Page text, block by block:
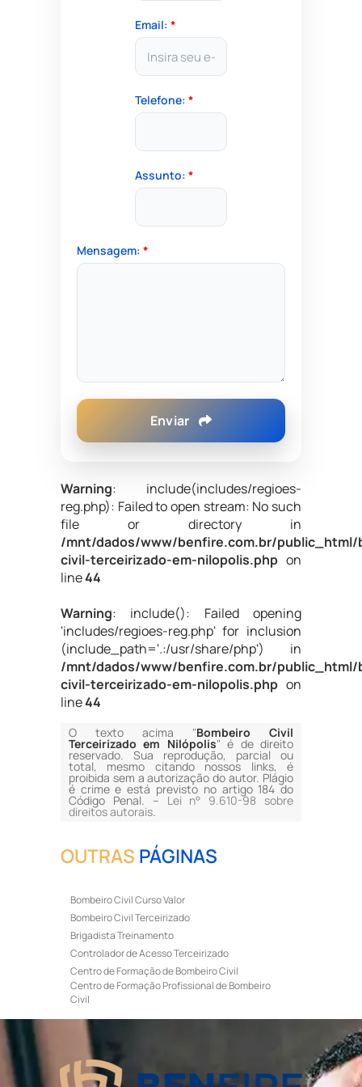
Email: *
Telefone: *
Assunto: *
Mensagem: *
Enviar
Warning: include(includes/regioes-
reg.php): Failed to open stream: No such
file or directory in
/mnt/dados/www/benfire.com.br/public_html/
civil-terceirizado-em-nilopolis.phpon
line44
Warning: include(): Failed opening
'includes/regioes-reg.php' for inclusion
(include_path='.:/usr/share/php') in
/mnt/dados/www/benfire.com.br/public_html/
civil-terceirizado-em-nilopolis.phpon
line44
O texto acima "Bombeiro Civil
Terceirizado em Nilópolis" é de direito
reservado. Sua reprodução, parcial ou
total, mesmo citando nossos links, é
proibida sem a autorização do autor. Plágio
é crime e está previsto no artigo 184 do
Código Penal. – Lei n° 9.610-98 sobre
direitos autorais.
OUTRAS PÁGINAS
Bombeiro Civil Curso Valor
Bombeiro Civil Terceirizado
Brigadista Treinamento
Controlador de Acesso Terceirizado
Centro de Formação de Bombeiro Civil
Centro de Formação Profissional de Bombeiro
Civil
Curso de Bombeiro Civil
Curso de Bombeiro Civil Preço
Curso de Bombeiro Civil Primeiros Socorros
Curso de Bombeiro Civil Profissional